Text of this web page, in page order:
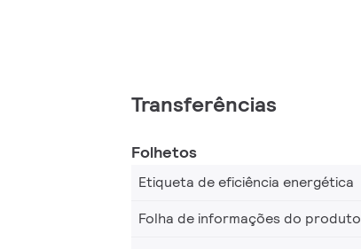
Transferências
Folhetos
Etiqueta de eficiência energética
Folha de informações do produto